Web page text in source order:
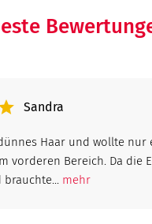
Sandra
Haar und wollte nur
vorderen Bereich. Da die
mehr